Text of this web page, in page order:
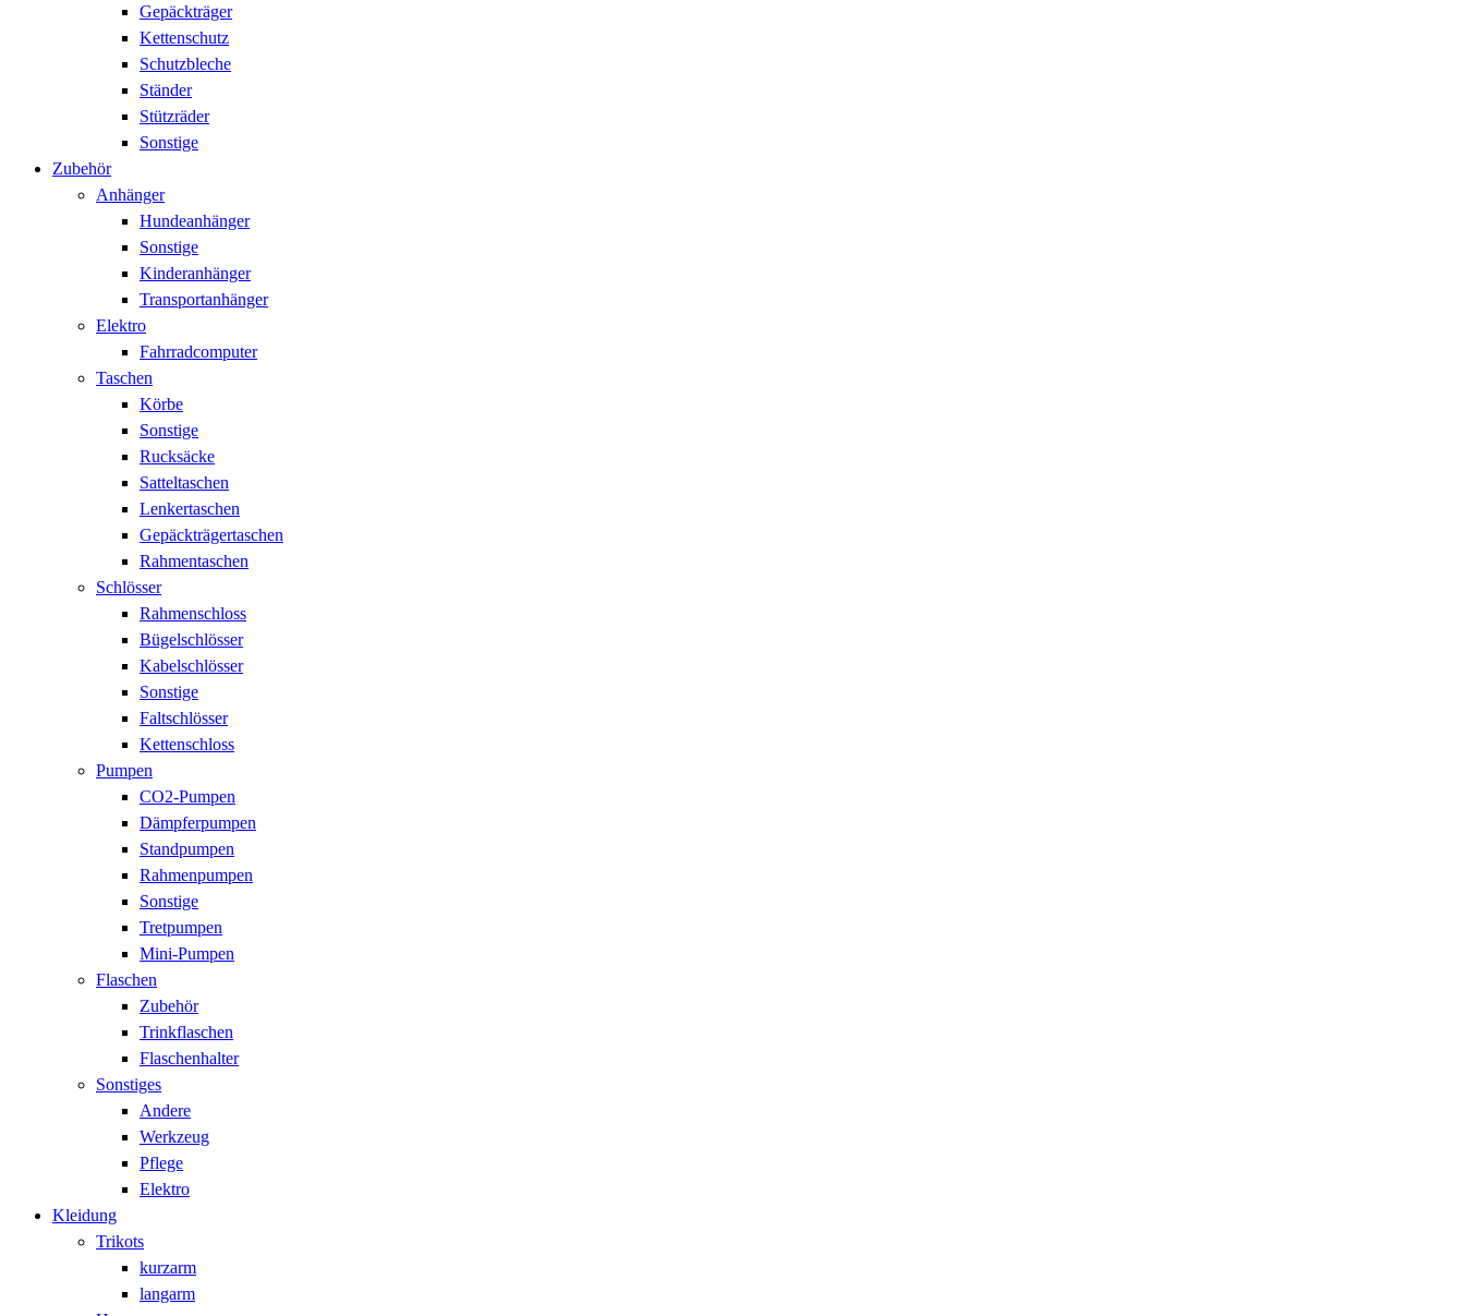
Gepäckträger
Kettenschutz
Schutzbleche
Ständer
Stützräder
Sonstige
Zubehör
Anhänger
Hundeanhänger
Sonstige
Kinderanhänger
Transportanhänger
Elektro
Fahrradcomputer
Taschen
Körbe
Sonstige
Rucksäcke
Satteltaschen
Lenkertaschen
Gepäckträgertaschen
Rahmentaschen
Schlösser
Rahmenschloss
Bügelschlösser
Kabelschlösser
Sonstige
Faltschlösser
Kettenschloss
Pumpen
CO2-Pumpen
Dämpferpumpen
Standpumpen
Rahmenpumpen
Sonstige
Tretpumpen
Mini-Pumpen
Flaschen
Zubehör
Trinkflaschen
Flaschenhalter
Sonstiges
Andere
Werkzeug
Pflege
Elektro
Kleidung
Trikots
kurzarm
langarm